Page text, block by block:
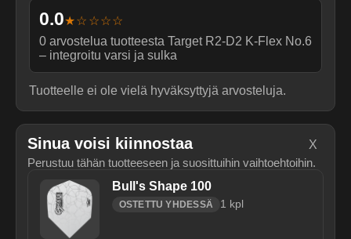
0.0★☆☆☆☆
0 arvostelua tuotteesta Target R2-D2 K-Flex No.6
– integroitu varsi ja sulka
Tuotteelle ei ole vielä hyväksyttyjä arvosteluja.
Sinua voisi kiinnostaa
Perustuu tähän tuotteeseen ja suosittuihin vaihtoehtoihin.
X
Bull's Shape 100
OSTETTU YHDESSÄ 1 kpl